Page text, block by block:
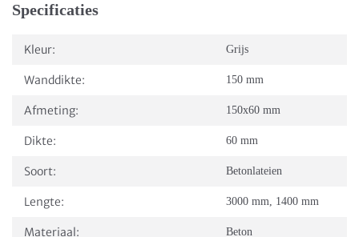
Specificaties
Kleur: Grijs
Wanddikte: 150 mm
Afmeting: 150x60 mm
Dikte: 60 mm
Soort: Betonlateien
Lengte: 3000 mm, 1400 mm
Materiaal: Beton